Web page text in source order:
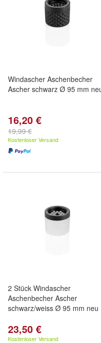
Windascher Aschenbecher
Ascher schwarz Ø 95 mm
16,20 €
19,99 €
Kostenloser Versand
2 Stück Windascher
Aschenbecher Ascher
schwarz/weiss Ø 95 mm neu
23,50 €
Kostenloser Versand